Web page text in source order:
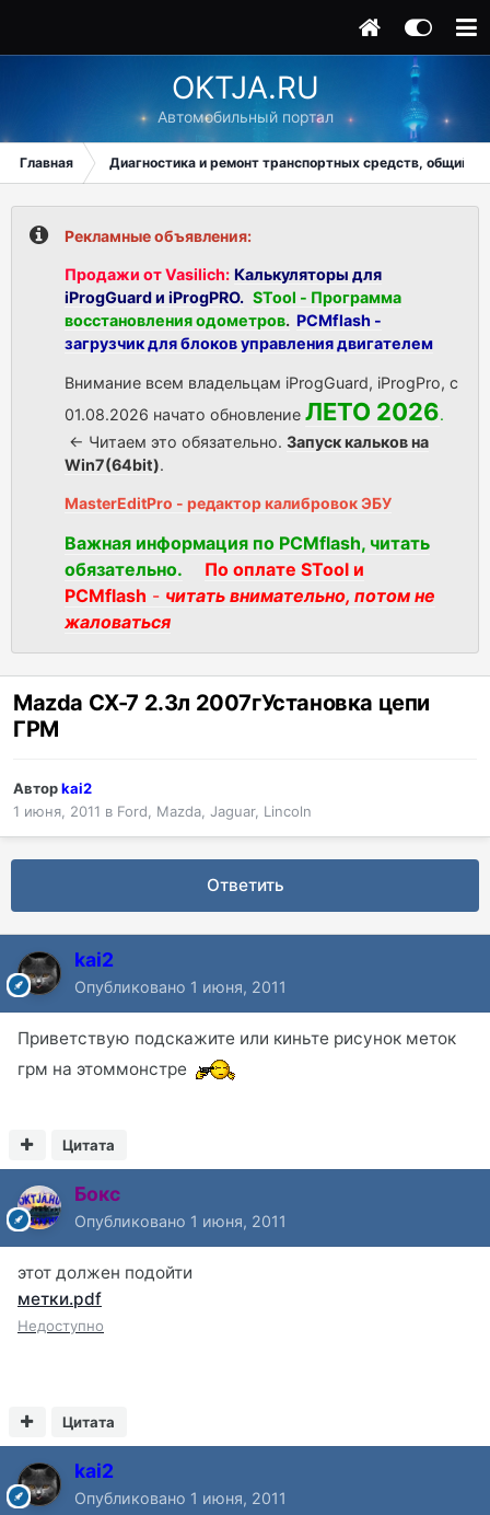
OKTJA.RU
Автомобильный портал
Главная Диагностика и ремонт транспортных средств, общий
Рекламные объявления:
Продажи от Vasilich: Калькуляторы для
iProgGuard и iProgPRO. STool - Программа
восстановления одометров. PCMflash -
загрузчик для блоков управления двигателем
Внимание всем владельцам iProgGuard, iProgPro, с
01.08.2026 начато обновление ЛЕТО 2026.
<- Читаем это обязательно. Запуск кальков на
Win7(64bit).
MasterEditPro - редактор калибровок ЭБУ
Важная информация по PCMflash, читать
обязательно.
По оплате STool и
PCMflash - читать внимательно, потом не
жаловаться
Mazda CX-7 2.3л 2007гУстановка цепи
ГРМ
Авторkai2
1 июня, 2011 в Ford, Mazda, Jaguar, Lincoln
Ответить
kai2
Опубликовано 1 июня, 2011
Приветствую подскажите или киньте рисунок меток
грм на этоммонстре
Цитата
Бокс
Опубликовано 1 июня, 2011
этот должен подойти
метки.pdf
Недоступно
Цитата
kai2
Опубликовано 1 июня, 2011